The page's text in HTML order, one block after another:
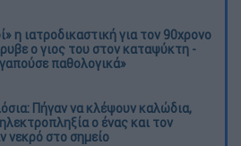
η ιατροδικαστική για τον 90χρονο
ο γιος του στον καταψύκτη -
παθολογικά»
Πήγαν να κλέψουν καλώδια,
ο ένας και τον
νεκρό στο σημείο